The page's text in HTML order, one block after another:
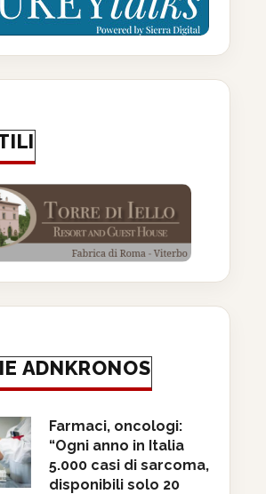
può
Aiom: “90% oncologi usa
19 Giugno 2026
ADNKRONOS
Farmaci, oncologi:
“Ogni anno in Italia
5.000 casi di sarcoma,
disponibili solo 20